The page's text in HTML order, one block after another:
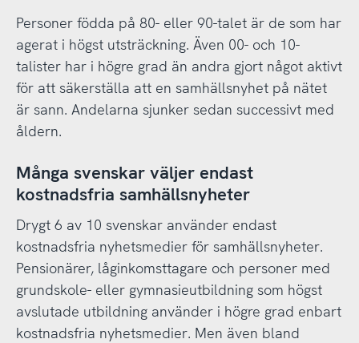
Personer födda på 80- eller 90-talet är de som har
agerat i högst utsträckning. Även 00- och 10-
talister har i högre grad än andra gjort något aktivt
för att säkerställa att en samhällsnyhet på nätet
är sann. Andelarna sjunker sedan successivt med
åldern.
Många svenskar väljer endast
kostnadsfria samhällsnyheter
Drygt 6 av 10 svenskar använder endast
kostnadsfria nyhetsmedier för samhällsnyheter.
Pensionärer, låginkomsttagare och personer med
grundskole- eller gymnasieutbildning som högst
avslutade utbildning använder i högre grad enbart
kostnadsfria nyhetsmedier. Men även bland